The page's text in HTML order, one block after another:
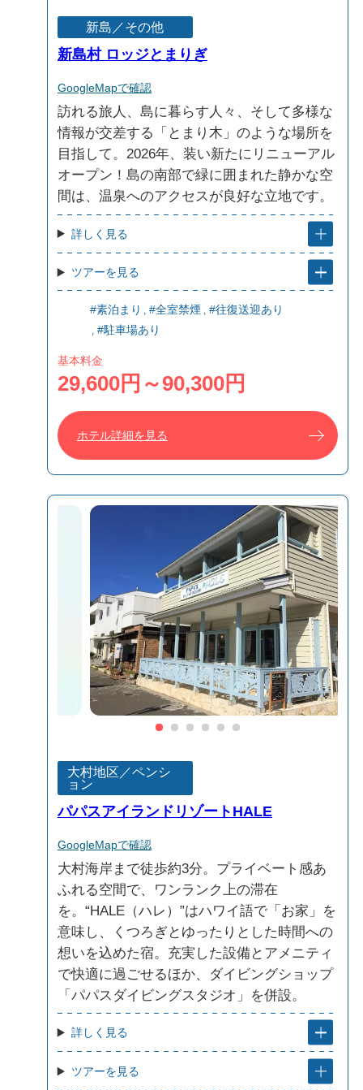
新島／その他
新島村 ロッジとまりぎ
GoogleMapで確認
訪れる旅人、島に暮らす人々、そして多様な
情報が交差する「とまり木」のような場所を
目指して。2026年、装い新たにリニューアル
オープン！島の南部で緑に囲まれた静かな空
間は、温泉へのアクセスが良好な立地です。
詳しく見る
ツアーを見る
#素泊まり #全室禁煙
#往復送迎あり
#駐車場あり
基本料金
29,600円～90,300円
ホテル詳細を見る
大村地区／ペンシ
ョン
パパスアイランドリゾートHALE
GoogleMapで確認
大村海岸まで徒歩約3分。プライベート感あ
ふれる空間で、ワンランク上の滞在
を。“HALE（ハレ）”はハワイ語で「お家」を
意味し、くつろぎとゆったりとした時間への
想いを込めた宿。充実した設備とアメニティ
で快適に過ごせるほか、ダイビングショップ
「パパスダイビングスタジオ」を併設。
詳しく見る
ツアーを見る